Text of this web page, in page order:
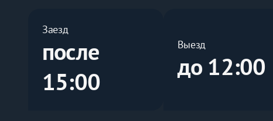
Заезд
после
15:00
Выезд
до 12:00